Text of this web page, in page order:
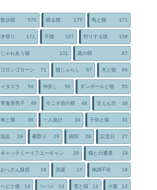
散歩猫 570 眠る猫 175 鳥と猫 171
木登り 171 子猫 167 狩りする猫 158
じゃれあう猫 101 庭の猫 87
ゴロンゴローン 71 猫じゃらし 67 犬と猫 66
イタズラ 59 仲良し 56 ダンボールと猫 55
草食系男子 49 モニタ前の猫 48 甘えん坊 39
車と猫 38 一人遊び 34 子供と猫 31
脱走 29 横取り 29 病院 28 記念日 27
キャッチミーイフユーキャン 20 猫との遭遇 19
おっさん疑惑 18 洗濯 17 体調不良 16
ヘビと猫 13 ツバメ 13 雪と猫 12 小屋 12